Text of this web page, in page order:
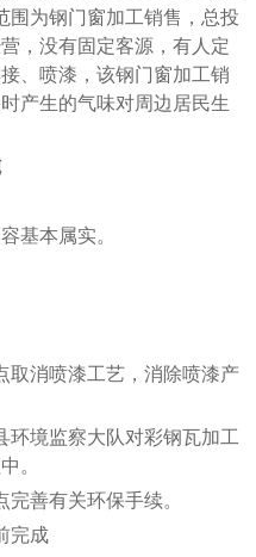
围为钢门窗加工销售，总投
，没有固定客源，有人定
、喷漆，该钢门窗加工销
产生的气味对周边居民生
本属实。
消喷漆工艺，消除喷漆产
境监察大队对彩钢瓦加工
。
善有关环保手续。
完成